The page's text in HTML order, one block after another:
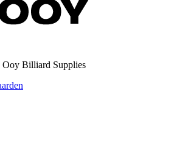
Billiard Supplies